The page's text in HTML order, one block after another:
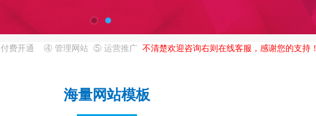
付费开通 ④ 管理网站 ⑤ 运营推广 不清楚欢迎咨询右则在线客服，感谢您的支持！
海量网站模板